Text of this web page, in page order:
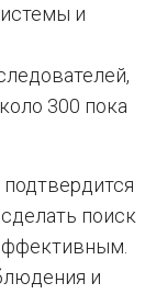
и
300 пока
поиск
и